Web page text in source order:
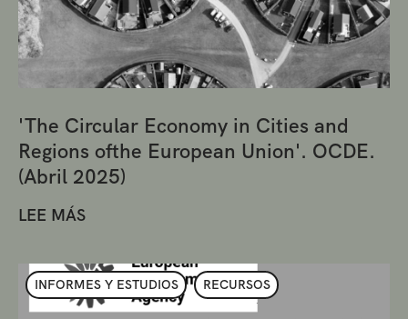
'The Circular Economy in Cities and
Regions ofthe European Union'. OCDE.
(Abril 2025)
LEE MÁS
INFORMES Y ESTUDIOS RECURSOS